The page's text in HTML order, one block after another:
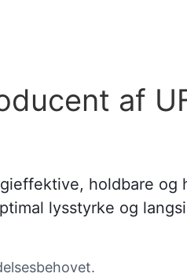
af
holdbare
lysstyrke og